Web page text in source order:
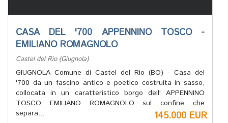
CASA DEL '700 APPENNINO TOSCO -
EMILIANO ROMAGNOLO
Castel del Rio (Giugnola)
GIUGNOLA Comune di Castel del Rio (BO) - Casa del
'700 da un fascino antico e poetico costruita in sasso,
collocata in un caratteristico borgo dell' APPENNINO
TOSCO EMILIANO ROMAGNOLO sul confine che
separa...
145.000 EUR